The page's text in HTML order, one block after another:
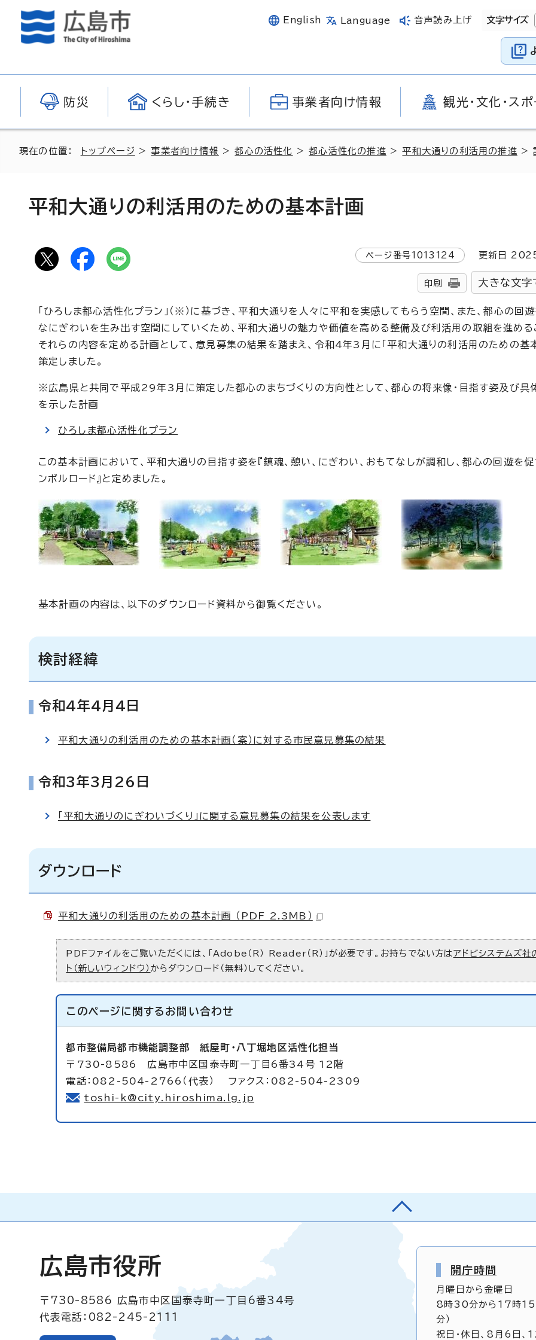
English Language 音声読み上げ 文字サイズ
防災 くらし・手続き 事業者向け情報 観光・文化・ス
現在の位置： トップページ >事業者向け情報 >都心の活性化 >都心活性化の推進 >平和大通りの利活用の推進 >
平和大通りの利活用のための基本計画
ページ番号1013124 更新日
印刷 大きな文字
「ひろしま都心活性化プラン」（※）に基づき、平和大通りを人々に平和を実感してもらう空間、また、都心の回
なにぎわいを生み出す空間にしていくため、平和大通りの魅力や価値を高める整備及び利活用の取組を進める
それらの内容を定める計画として、意見募集の結果を踏まえ、令和4年3月に「平和大通りの利活用のための基
策定しました。
※広島県と共同で平成29年3月に策定した都心のまちづくりの方向性として、都心の将来像・目指す姿及び具
を示した計画
ひろしま都心活性化プラン
この基本計画において、平和大通りの目指す姿を『鎮魂、憩い、にぎわい、おもてなしが調和し、都心の回遊を
ンボルロード』と定めました。
基本計画の内容は、以下のダウンロード資料から御覧ください。
検討経緯
令和4年4月4日
平和大通りの利活用のための基本計画（案）に対する市民意見募集の結果
令和3年3月26日
「平和大通りのにぎわいづくり」に関する意見募集の結果を公表します
ダウンロード
平和大通りの利活用のための基本計画 （PDF 2.3MB）
PDFファイルをご覧いただくには、「Adobe（R） Reader（R）」が必要です。お持ちでない方は アドビシステムズ社
ト（新しいウィンドウ） からダウンロード（無料）してください。
このページに関する お問い合わせ
都市整備局都市機能調整部紙屋町・八丁堀地区活性化担当
〒730-8586 広島市中区国泰寺町一丁目6番34号 12階
電話：082-504-2766（代表） ファクス：082-504-2309
toshi-k@city.hiroshima.lg.jp
広島市役所
〒730-8586
広島市中区国泰寺町一丁目6番34号
代表電話：082-245-2111
開庁時間
月曜日から金曜日
8時30分から17時15
分）
祝日・休日、8月6日